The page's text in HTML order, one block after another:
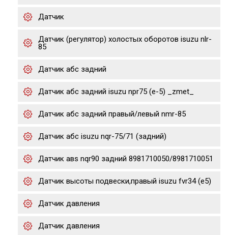
Датчик
Датчик (регулятор) холостых оборотов isuzu nlr-
85
Датчик абс задний
Датчик абс задний isuzu npr75 (е-5) _zmet_
Датчик абс задний правый/левый nmr-85
Датчик абс isuzu nqr-75/71 (задний)
Датчик авs nqr90 задний 8981710050/8981710051
Датчик высоты подвески,правый isuzu fvr34 (e5)
Датчик давления
Датчик давления